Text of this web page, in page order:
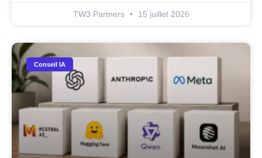
TW3 Partners 15 juillet 2026
Conseil IA